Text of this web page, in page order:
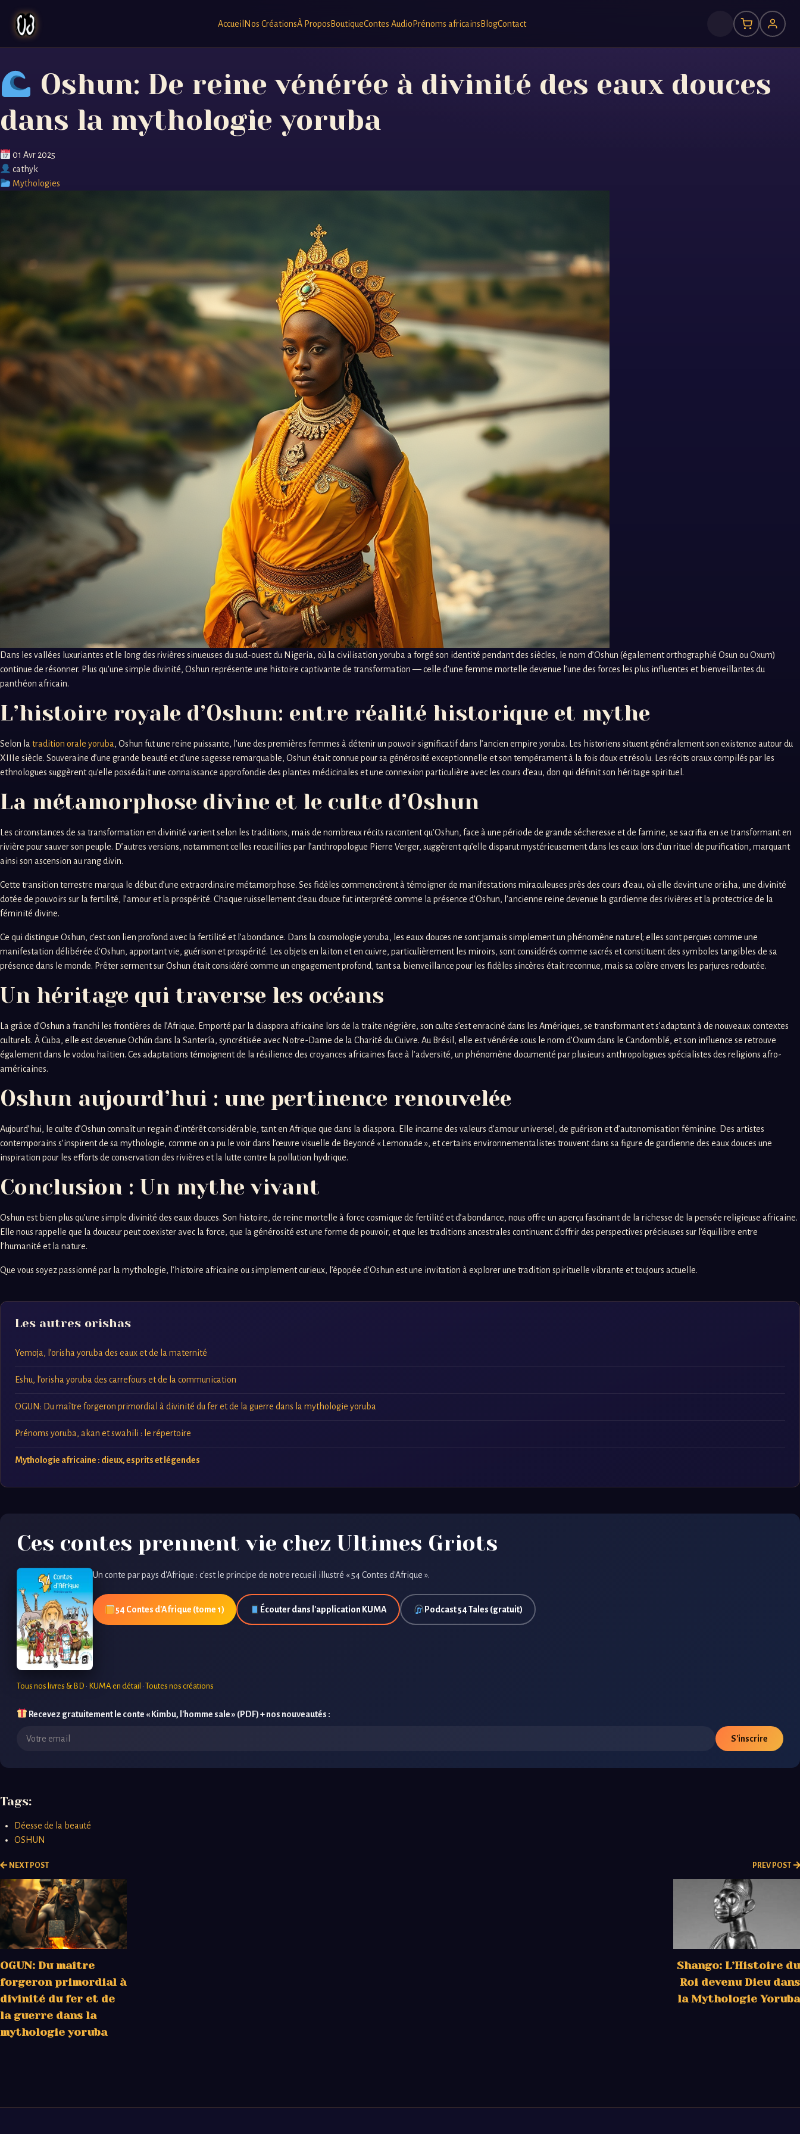
Accueil Nos CréationsÀ ProposBoutiqueContes AudioPrénoms africainsBlogContact
Oshun: De reine vénérée à divinité des eaux douces
dans la mythologie yoruba
01 Avr 2025
cathyk
Mythologies
Dans les vallées luxuriantes et le long des rivières sinueuses du sud-ouest du Nigeria, où la civilisation yoruba a forgé son identité pendant des siècles, le nom d’Oshun (également orthographié Osun ou Oxum)
continue de résonner. Plus qu’une simple divinité, Oshun représente une histoire captivante de transformation — celle d’une femme mortelle devenue l’une des forces les plus influentes et bienveillantes du
panthéon africain.
L’histoire royale d’Oshun: entre réalité historique et mythe
Selon la tradition orale yoruba, Oshun fut une reine puissante, l’une des premières femmes à détenir un pouvoir significatif dans l’ancien empire yoruba. Les historiens situent généralement son existence autour du
XIIIe siècle. Souveraine d’une grande beauté et d’une sagesse remarquable, Oshun était connue pour sa générosité exceptionnelle et son tempérament à la fois doux et résolu. Les récits oraux compilés par les
ethnologues suggèrent qu’elle possédait une connaissance approfondie des plantes médicinales et une connexion particulière avec les cours d’eau, don qui définit son héritage spirituel.
La métamorphose divine et le culte d’Oshun
Les circonstances de sa transformation en divinité varient selon les traditions, mais de nombreux récits racontent qu’Oshun, face à une période de grande sécheresse et de famine, se sacrifia en se transformant en
rivière pour sauver son peuple. D’autres versions, notamment celles recueillies par l’anthropologue Pierre Verger, suggèrent qu’elle disparut mystérieusement dans les eaux lors d’un rituel de purification, marquant
ainsi son ascension au rang divin.
Cette transition terrestre marqua le début d’une extraordinaire métamorphose. Ses fidèles commencèrent à témoigner de manifestations miraculeuses près des cours d’eau, où elle devint une orisha, une divinité
dotée de pouvoirs sur la fertilité, l’amour et la prospérité. Chaque ruissellement d’eau douce fut interprété comme la présence d’Oshun, l’ancienne reine devenue la gardienne des rivières et la protectrice de la
féminité divine.
Ce qui distingue Oshun, c’est son lien profond avec la fertilité et l’abondance. Dans la cosmologie yoruba, les eaux douces ne sont jamais simplement un phénomène naturel; elles sont perçues comme une
manifestation délibérée d’Oshun, apportant vie, guérison et prospérité. Les objets en laiton et en cuivre, particulièrement les miroirs, sont considérés comme sacrés et constituent des symboles tangibles de sa
présence dans le monde. Prêter serment sur Oshun était considéré comme un engagement profond, tant sa bienveillance pour les fidèles sincères était reconnue, mais sa colère envers les parjures redoutée.
Un héritage qui traverse les océans
La grâce d’Oshun a franchi les frontières de l’Afrique. Emporté par la diaspora africaine lors de la traite négrière, son culte s’est enraciné dans les Amériques, se transformant et s’adaptant à de nouveaux contextes
culturels. À Cuba, elle est devenue Ochún dans la Santería, syncrétisée avec Notre-Dame de la Charité du Cuivre. Au Brésil, elle est vénérée sous le nom d’Oxum dans le Candomblé, et son influence se retrouve
également dans le vodou haïtien. Ces adaptations témoignent de la résilience des croyances africaines face à l’adversité, un phénomène documenté par plusieurs anthropologues spécialistes des religions afro-
américaines.
Oshun aujourd’hui : une pertinence renouvelée
Aujourd’hui, le culte d’Oshun connaît un regain d’intérêt considérable, tant en Afrique que dans la diaspora. Elle incarne des valeurs d’amour universel, de guérison et d’autonomisation féminine. Des artistes
contemporains s’inspirent de sa mythologie, comme on a pu le voir dans l’œuvre visuelle de Beyoncé « Lemonade », et certains environnementalistes trouvent dans sa figure de gardienne des eaux douces une
inspiration pour les efforts de conservation des rivières et la lutte contre la pollution hydrique.
Conclusion : Un mythe vivant
Oshun est bien plus qu’une simple divinité des eaux douces. Son histoire, de reine mortelle à force cosmique de fertilité et d’abondance, nous offre un aperçu fascinant de la richesse de la pensée religieuse africaine.
Elle nous rappelle que la douceur peut coexister avec la force, que la générosité est une forme de pouvoir, et que les traditions ancestrales continuent d’offrir des perspectives précieuses sur l’équilibre entre
l’humanité et la nature.
Que vous soyez passionné par la mythologie, l’histoire africaine ou simplement curieux, l’épopée d’Oshun est une invitation à explorer une tradition spirituelle vibrante et toujours actuelle.
Les autres orishas
Yemoja, l’orisha yoruba des eaux et de la maternité
Eshu, l’orisha yoruba des carrefours et de la communication
OGUN: Du maître forgeron primordial à divinité du fer et de la guerre dans la mythologie yoruba
Prénoms yoruba, akan et swahili : le répertoire
Mythologie africaine : dieux, esprits et légendes
Ces contes prennent vie chez Ultimes Griots
Un conte par pays d'Afrique : c'est le principe de notre recueil illustré « 54 Contes d'Afrique ».
54 Contes d'Afrique (tome 1) Écouter dans l'application KUMA Podcast 54 Tales (gratuit)
Tous nos livres & BD · KUMA en détail · Toutes nos créations
Recevez gratuitement le conte « Kimbu, l'homme sale » (PDF) + nos nouveautés :
S'inscrire
Tags:
Déesse de la beauté
OSHUN
NEXT POST
OGUN: Du maître
forgeron primordial à
divinité du fer et de
la guerre dans la
mythologie yoruba
PREV POST
Shango: L’Histoire du
Roi devenu Dieu dans
la Mythologie Yoruba